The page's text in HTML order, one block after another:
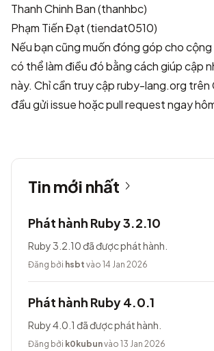
Thanh Chinh Ban (thanhbc)
Phạm Tiến Đạt (tiendat0510)
Nếu bạn cũng muốn đóng góp cho
có thể làm điều đó bằng cách giúp cập
này. Chỉ cần truy cậpruby-lang.org trên
đầu gửi issue hoặc pull request ngay
Tin mới nhất
Phát hành Ruby 3.2.10
Ruby 3.2.10 đã được phát hành.
Đăng bởi hsbt vào 14 Jan 2026
Phát hành Ruby 4.0.1
Ruby 4.0.1 đã được phát hành.
Đăng bởi k0kubunvào 13 Jan 2026